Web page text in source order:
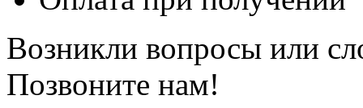
Возникли вопросы или
Позвоните нам!